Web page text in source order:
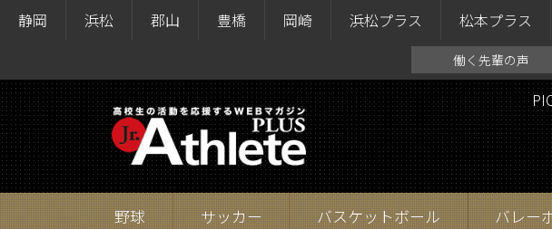
静岡 浜松 郡山 豊橋 岡崎 浜松プラス 松本プラス
働く先輩の声
野球 サッカー バスケットボール バレー